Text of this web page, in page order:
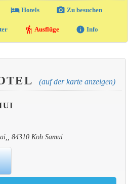
local_hotelHotels photo_camera Zu besuchen
hiking Ausflüge info Info
(auf der karte anzeigen)
84310 Koh Samui